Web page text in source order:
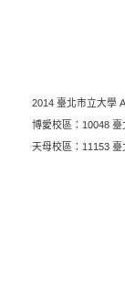
2014 臺北市立大學
博愛校區：10048
天母校區：11153